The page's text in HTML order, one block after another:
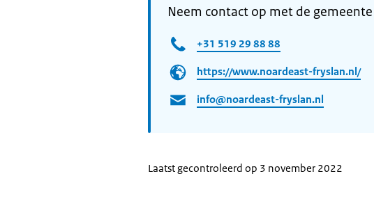
Neem contact op met de
+31 519 29 88 88
https://www.noardeast-fryslan.nl/
info@noardeast-fryslan.nl
Laatst gecontroleerd op 3 november 2022